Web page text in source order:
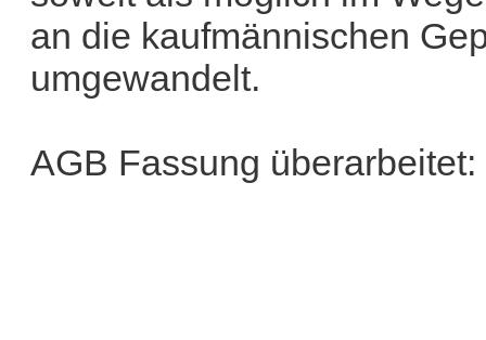
an die kaufmännischen
umgewandelt.
AGB Fassung